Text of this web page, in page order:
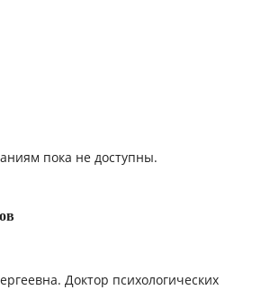
пока не доступны.
Доктор психологических